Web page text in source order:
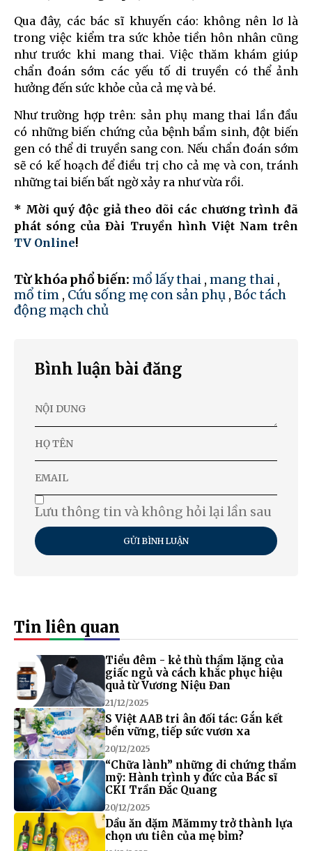
Qua đây, các bác sĩ khuyến cáo: không nên lơ là
trong việc kiểm tra sức khỏe tiền hôn nhân cũng
như trước khi mang thai. Việc thăm khám giúp
chẩn đoán sớm các yếu tố di truyền có thể ảnh
hưởng đến sức khỏe của cả mẹ và bé.
Như trường hợp trên: sản phụ mang thai lần đầu
có những biến chứng của bệnh bẩm sinh, đột biến
gen có thể di truyền sang con. Nếu chẩn đoán sớm
sẽ có kế hoạch để điều trị cho cả mẹ và con, tránh
những tai biến bất ngờ xảy ra như vừa rồi.
* Mời quý độc giả theo dõi các chương trình đã
phát sóng của Đài Truyền hình Việt Nam trên
TV Online!
Từ khóa phổ biến: mổ lấy thai , mang thai ,
mổ tim , Cứu sống mẹ con sản phụ , Bóc tách
động mạch chủ
Bình luận bài đăng
Lưu thông tin và không hỏi lại lần sau
GỬI BÌNH LUẬN
Tin liên quan
Tiểu đêm - kẻ thù thầm lặng của
giấc ngủ và cách khắc phục hiệu
quả từ Vương Niệu Đan
21/12/2025
S Việt AAB tri ân đối tác: Gắn kết
bền vững, tiếp sức vươn xa
20/12/2025
“Chữa lành” những di chứng thẩm
mỹ: Hành trình y đức của Bác sĩ
CKI Trần Đắc Quang
20/12/2025
Dầu ăn dặm Mămmy trở thành lựa
chọn ưu tiên của mẹ bỉm?